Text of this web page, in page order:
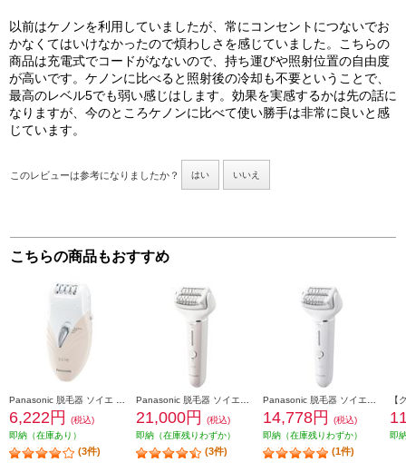
以前はケノンを利用していましたが、常にコンセントにつないでお
かなくてはいけなかったので煩わしさを感じていました。こちらの
商品は充電式でコードがなないので、持ち運びや照射位置の自由度
が高いです。ケノンに比べると照射後の冷却も不要ということで、
最高のレベル5でも弱い感じはします。効果を実感するかは先の話に
なりますが、今のところケノンに比べて使い勝手は非常に良いと感
じています。
このレビューは参考になりましたか？ はい いいえ
こちらの商品もおすすめ
6,222円
(税込)
即納（在庫あり）
(3件)
21,000円
(税込)
即納（在庫残りわずか）
(3件)
14,778円
(税込)
即納（在庫残りわずか）
(1件)
即